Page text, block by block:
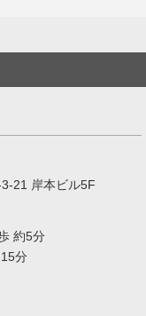
21 岸本ビル5F
約5分
分